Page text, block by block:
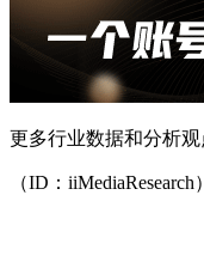
更多行业数据和分析
（ID：iiMediaResearch）